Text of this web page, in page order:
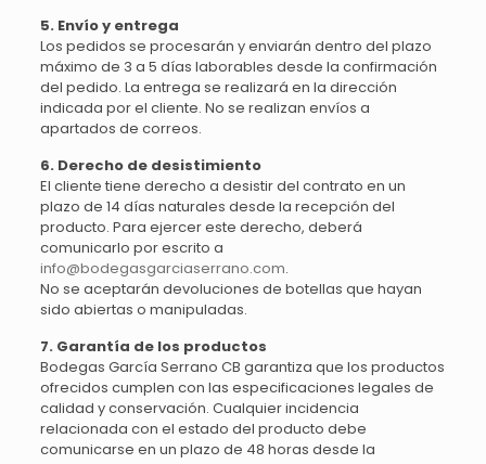
5. Envío y entrega
Los pedidos se procesarán y enviarán dentro del plazo
máximo de 3 a 5 días laborables desde la confirmación
del pedido. La entrega se realizará en la dirección
indicada por el cliente. No se realizan envíos a
apartados de correos.
6. Derecho de desistimiento
El cliente tiene derecho a desistir del contrato en un
plazo de 14 días naturales desde la recepción del
producto. Para ejercer este derecho, deberá
comunicarlo por escrito a
info@bodegasgarciaserrano.com.
No se aceptarán devoluciones de botellas que hayan
sido abiertas o manipuladas.
7. Garantía de los productos
Bodegas García Serrano CB garantiza que los productos
ofrecidos cumplen con las especificaciones legales de
calidad y conservación. Cualquier incidencia
relacionada con el estado del producto debe
comunicarse en un plazo de 48 horas desde la